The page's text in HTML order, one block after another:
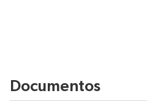
Documentos